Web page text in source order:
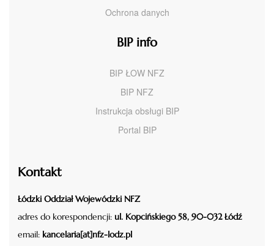
Ochrona danych
BIP info
BIP ŁOW NFZ
BIP NFZ
Instrukcja obsługi BIP
Portal BIP
Kontakt
Łódzki Oddział Wojewódzki NFZ
adres do korespondencji: ul. Kopcińskiego 58, 90-032 Łódź
email: kancelaria[at]nfz-lodz.pl